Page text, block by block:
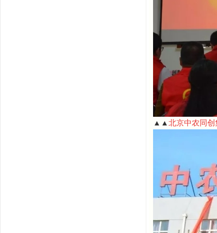
▲▲ 北京中农同